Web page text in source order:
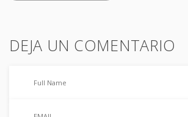
DEJA UN COMENTARIO